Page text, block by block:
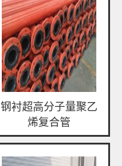
钢衬超高分子量聚乙
烯复合管